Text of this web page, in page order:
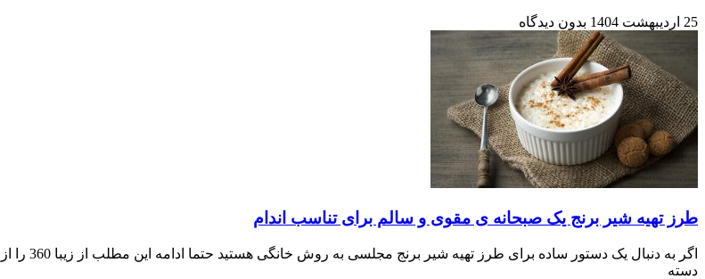
25 اردیبهشت 1404 بدون دیدگاه
طرز تهیه شیر برنج یک صبحانه ی مقوی و سالم برای تناسب اندام
اگر به
دسته